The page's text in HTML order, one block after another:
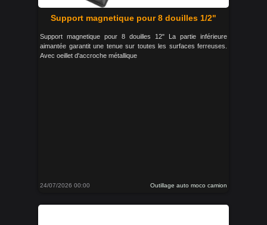
Support magnetique pour 8 douilles 1/2"
Support magnetique pour 8 douilles 12" La partie inférieure
aimantée garantit une tenue sur toutes les surfaces ferreuses.
Avec oeillet d'accroche métallique
24/07/2026 00:00 Outillage auto moco camion